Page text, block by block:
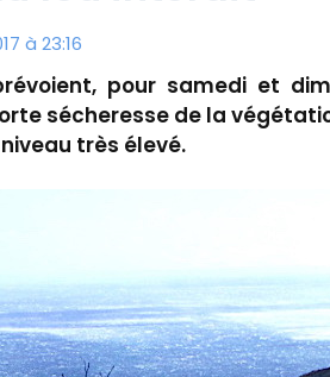
à 23:16
pour samedi et
sécheresse de la
très élevé.